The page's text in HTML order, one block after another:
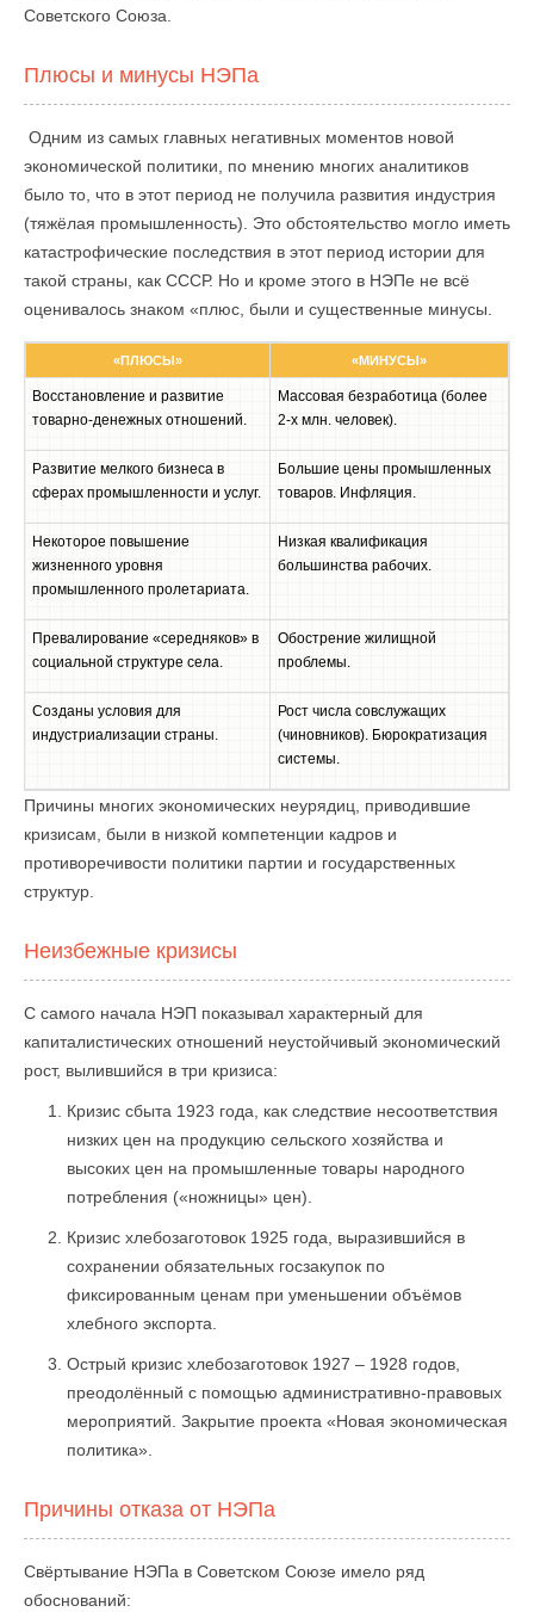
Советского Союза.
Плюсы и минусы НЭПа
Одним из самых главных негативных моментов новой
экономической политики, по мнению многих аналитиков
было то, что в этот период не получила развития индустрия
(тяжёлая промышленность). Это обстоятельство могло иметь
катастрофические последствия в этот период истории для
такой страны, как СССР. Но и кроме этого в НЭПе не всё
оценивалось знаком «плюс, были и существенные минусы.
«ПЛЮСЫ» «МИНУСЫ»
Восстановление и развитие
товарно-денежных отношений.
Массовая безработица (более
2-х млн. человек).
Развитие мелкого бизнеса в
сферах промышленности и услуг.
Большие цены промышленных
товаров. Инфляция.
Некоторое повышение
жизненного уровня
промышленного пролетариата.
Низкая квалификация
большинства рабочих.
Превалирование «середняков» в
социальной структуре села.
Обострение жилищной
проблемы.
Созданы условия для
индустриализации страны.
Рост числа совслужащих
(чиновников). Бюрократизация
системы.
Причины многих экономических неурядиц, приводившие
кризисам, были в низкой компетенции кадров и
противоречивости политики партии и государственных
структур.
Неизбежные кризисы
С самого начала НЭП показывал характерный для
капиталистических отношений неустойчивый экономический
рост, вылившийся в три кризиса:
Кризис сбыта 1923 года, как следствие несоответствия
низких цен на продукцию сельского хозяйства и
высоких цен на промышленные товары народного
потребления («ножницы» цен).
Кризис хлебозаготовок 1925 года, выразившийся в
сохранении обязательных госзакупок по
фиксированным ценам при уменьшении объёмов
хлебного экспорта.
Острый кризис хлебозаготовок 1927 – 1928 годов,
преодолённый с помощью административно-правовых
мероприятий. Закрытие проекта «Новая экономическая
политика».
Причины отказа от НЭПа
Свёртывание НЭПа в Советском Союзе имело ряд
обоснований: